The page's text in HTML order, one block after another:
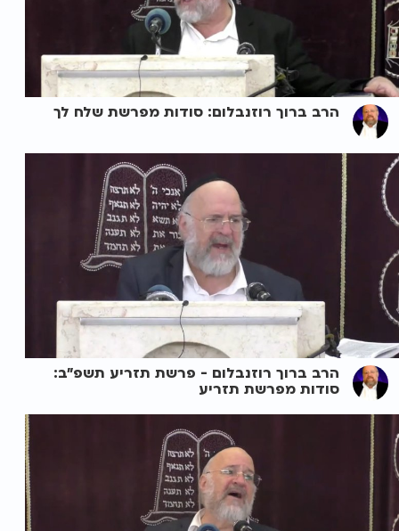
הרב ברוך רוזנבלום: סודות מפרשת שלח לך
הרב ברוך רוזנבלום - פרשת תזריע תשפ"ב:
סודות מפרשת תזריע